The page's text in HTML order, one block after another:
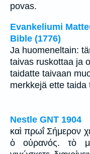
povas.
Evankeliumi
Bible (1776)
Ja huomeneltain:
taivas ruskottaa ja
taidatte taivaan
merkkejä ette taida
Nestle GNT 1904
καὶ πρωΐ Σήμερον
ὁ οὐρανός. τὸ